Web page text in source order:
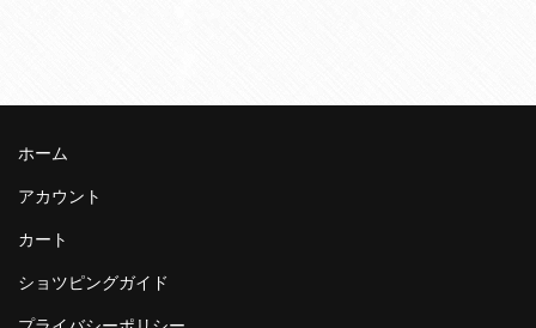
ホーム
アカウント
カート
ショツピングガイド